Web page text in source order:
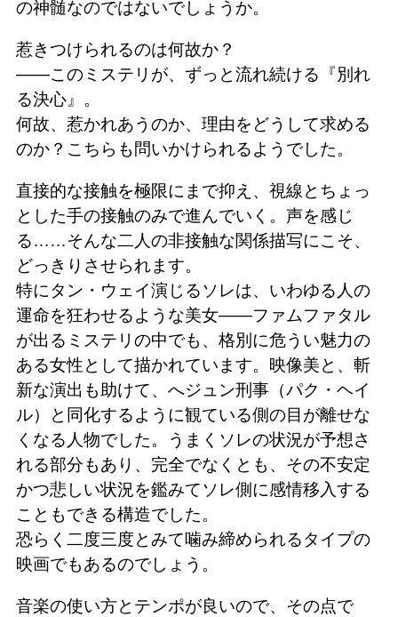
の神髄なのではないでしょうか。
惹きつけられるのは何故か？
――このミステリが、ずっと流れ続ける『別れ
る決心』。
何故、惹かれあうのか、理由をどうして求める
のか？こちらも問いかけられるようでした。
直接的な接触を極限にまで抑え、視線とちょっ
とした手の接触のみで進んでいく。声を感じ
る……そんな二人の非接触な関係描写にこそ、
どっきりさせられます。
特にタン・ウェイ演じるソレは、いわゆる人の
運命を狂わせるような美女――ファムファタル
が出るミステリの中でも、格別に危うい魅力の
ある女性として描かれています。映像美と、斬
新な演出も助けて、へジュン刑事（パク・ヘイ
ル）と同化するように観ている側の目が離せな
くなる人物でした。うまくソレの状況が予想さ
れる部分もあり、完全でなくとも、その不安定
かつ悲しい状況を鑑みてソレ側に感情移入する
こともできる構造でした。
恐らく二度三度とみて噛み締められるタイプの
映画でもあるのでしょう。
音楽の使い方とテンポが良いので、その点で